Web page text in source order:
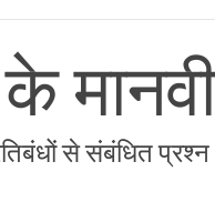
से संबंधित